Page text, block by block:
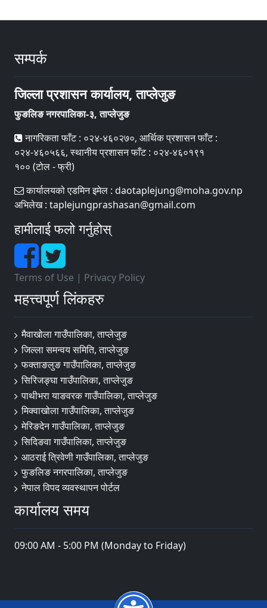
सम्पर्क
जिल्ला प्रशासन कार्यालय, ताप्लेजुङ
फुङलिङ नगरपालिका-३, ताप्लेजुङ
नागरिकता फाँट : ०२४-४६०२७०, आर्थिक प्रशासन फाँट :
०२४-४६०५६६, स्थानीय प्रशासन फाँट : ०२४-४६०१९१
१०० (टोल - फ्री)
कार्यालयको एडमिन इमेल : daotaplejung@moha.gov.np
अभिलेख : taplejungprashasan@gmail.com
हामीलाई फलो गर्नुहोस्
Terms of Use | Privacy Policy
महत्त्वपूर्ण लिंकहरु
मैवाखोला गाउँपालिका, ताप्लेजुङ
जिल्ला समन्वय समिति, ताप्लेजुङ
फक्ताङलुङ गाउँपालिका, ताप्लेजुङ
सिरिजङ्घा गाउँपालिका, ताप्लेजुङ
पाथीभरा याङवरक गाउँपालिका, ताप्लेजुङ
मिक्वाखोला गाउँपालिका, ताप्लेजुङ
मेरिङदेन गाउँपालिका, ताप्लेजुङ
सिदिङवा गाउँपालिका, ताप्लेजुङ
आठराई त्रिवेणी गाउँपालिका, ताप्लेजुङ
फुङलिङ नगरपालिका, ताप्लेजुङ
नेपाल विपद व्यवस्थापन पोर्टल
कार्यालय समय
09:00 AM - 5:00 PM (Monday to Friday)